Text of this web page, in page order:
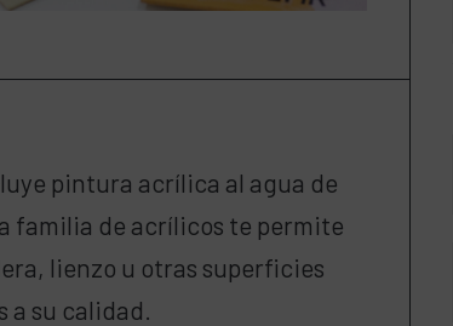
pintura acrílica al agua de
familia de acrílicos te permite
lienzo u otras superficies
su calidad.